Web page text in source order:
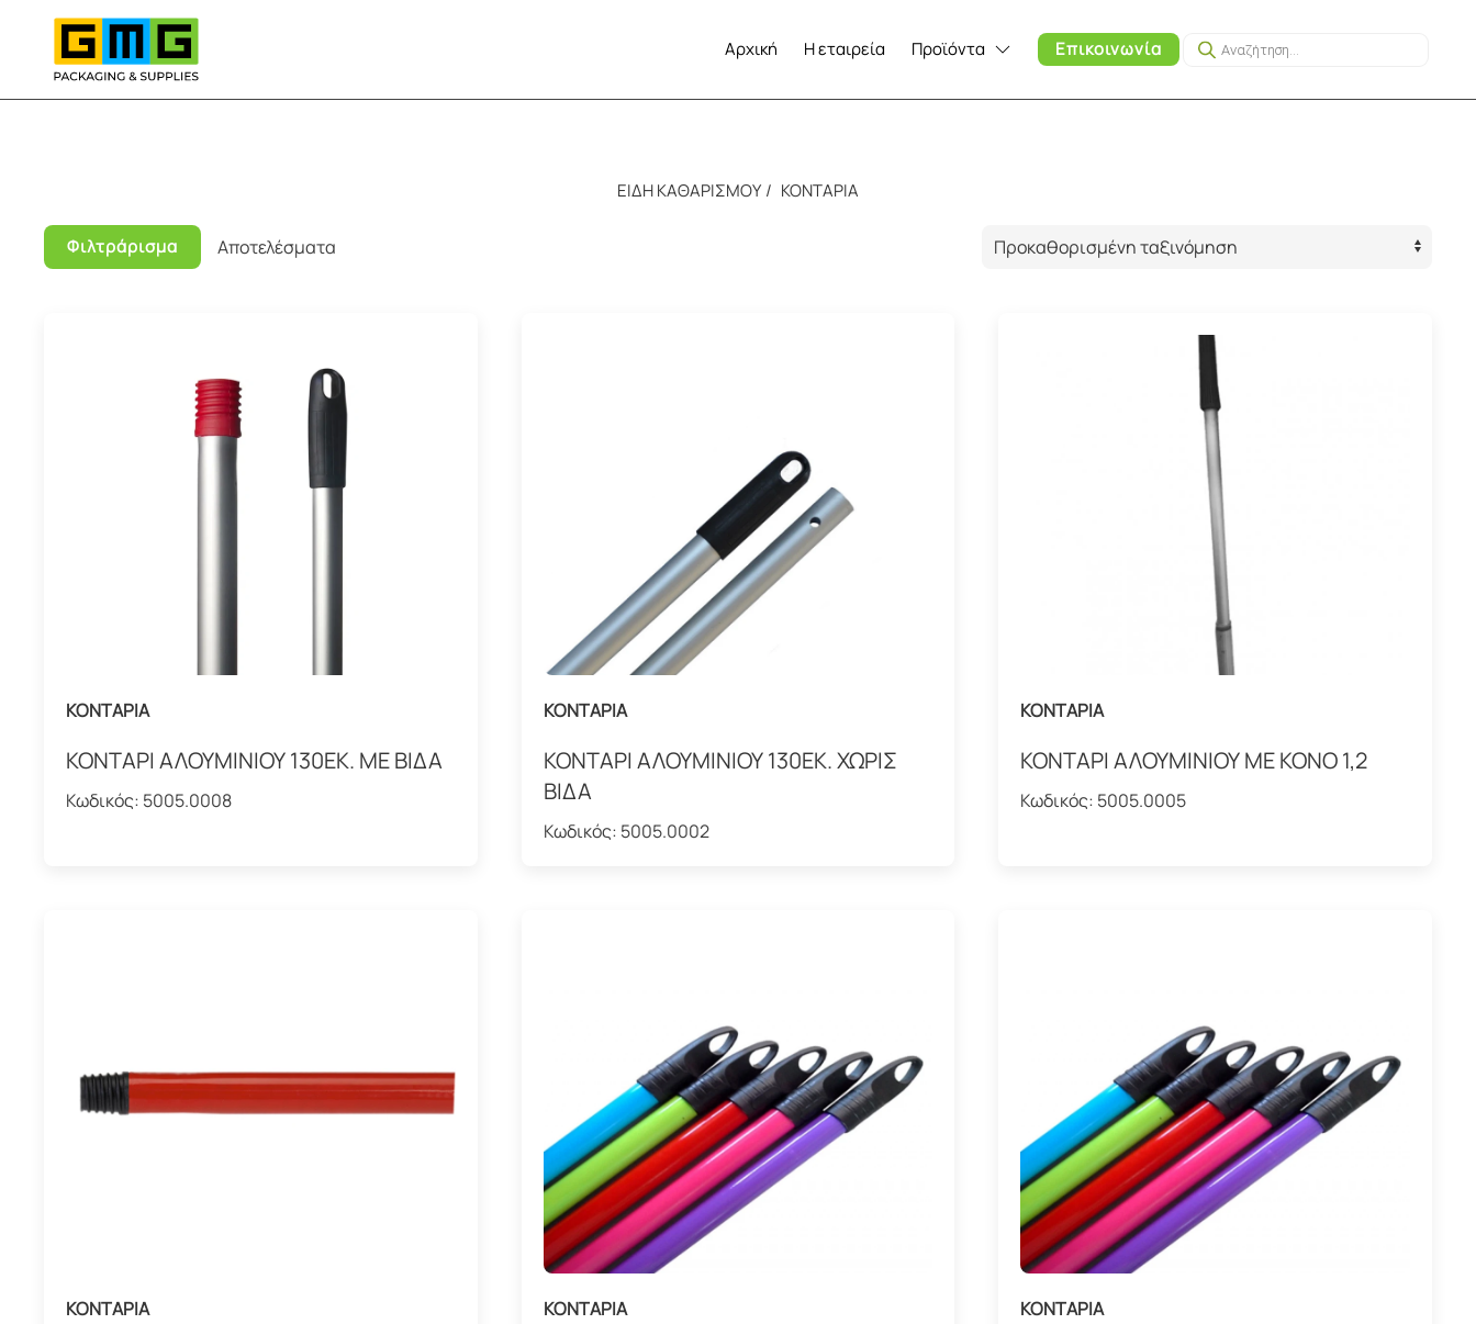
Skip to main content
Αρχική Η εταιρεία Προϊόντα Επικοινωνία Products
search
ΕΙΔΗ ΚΑΘΑΡΙΣΜΟΥ ΚΟΝΤΑΡΙΑ
Φιλτράρισμα Αποτελέσματα
ΚΟΝΤΑΡΙΑ
ΚΟΝΤΑΡΙ ΑΛΟΥΜΙΝΙΟΥ 130ΕΚ. ΜΕ ΒΙΔΑ
Κωδικός: 5005.0008
ΚΟΝΤΑΡΙΑ
ΚΟΝΤΑΡΙ ΑΛΟΥΜΙΝΙΟΥ 130ΕΚ. ΧΩΡΙΣ
ΒΙΔΑ
Κωδικός: 5005.0002
ΚΟΝΤΑΡΙΑ
ΚΟΝΤΑΡΙ ΑΛΟΥΜΙΝΙΟΥ ΜΕ ΚΟΝΟ 1,2
Κωδικός: 5005.0005
ΚΟΝΤΑΡΙΑ ΚΟΝΤΑΡΙΑ ΚΟΝΤΑΡΙΑ